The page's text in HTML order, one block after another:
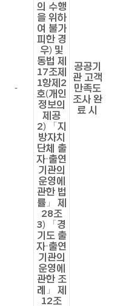
-
의 수행
을 위하
여 불가
피한 경
우) 및
동법 제
17조제
1항제2
호(개인
정보의
제공
2) 「지
방자치
단체 출
자·출연
기관의
운영에
관한 법
률」 제
28조
3) 「경
기도 출
자·출연
기관의
운영에
관한 조
례」 제
12조
공공기
관 고객
만족도
조사 완
료 시